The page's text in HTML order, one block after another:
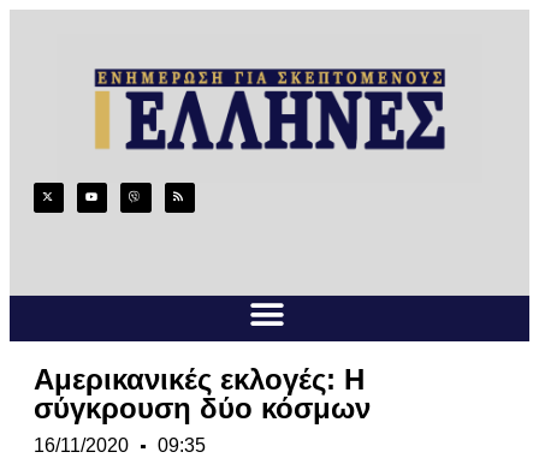
Αμερικανικές εκλογές: Η
σύγκρουση δύο κόσμων
16/11/2020 09:35